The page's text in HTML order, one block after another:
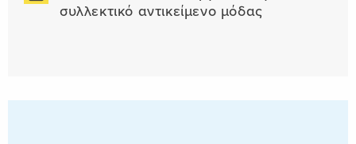
συλλεκτικό αντικείμενο μόδας